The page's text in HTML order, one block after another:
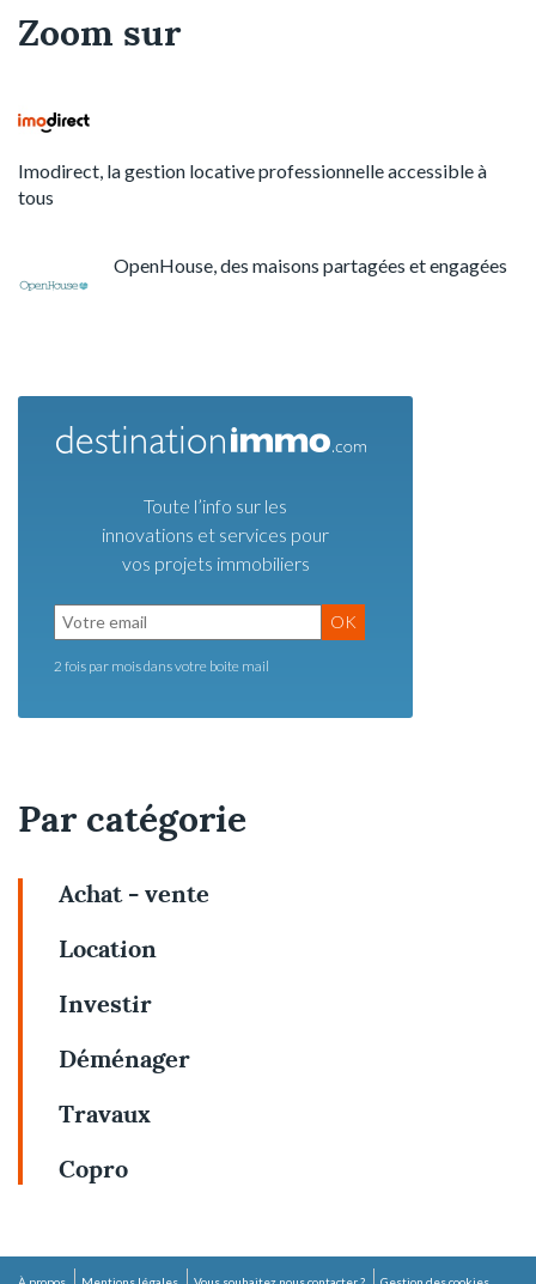
Zoom sur
Imodirect, la gestion locative professionnelle accessible à
tous
OpenHouse, des maisons partagées et engagées
Toute l’info sur les
innovations et services pour
vos projets immobiliers
OK
2 fois par mois dans votre boite mail
Par catégorie
Achat - vente
Location
Investir
Déménager
Travaux
Copro